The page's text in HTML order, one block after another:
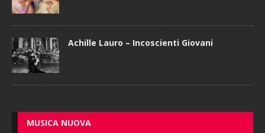
Achille Lauro – Incoscienti Giovani
MUSICA NUOVA